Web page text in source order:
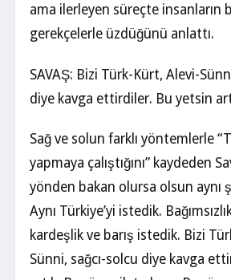
ama ilerleyen süreçte insanların
gerekçelerle üzdüğünü anlattı.
SAVAŞ: Bizi Türk-Kürt, Alevi-
diye kavga ettirdiler. Bu yetsin
Sağ ve solun farklı yöntemlerle
yapmaya çalıştığını” kaydeden
yönden bakan olursa olsun aynı
Aynı Türkiye’yi istedik.
kardeşlik ve barış istedik. Bizi
Sünni, sağcı-solcu diye kavga